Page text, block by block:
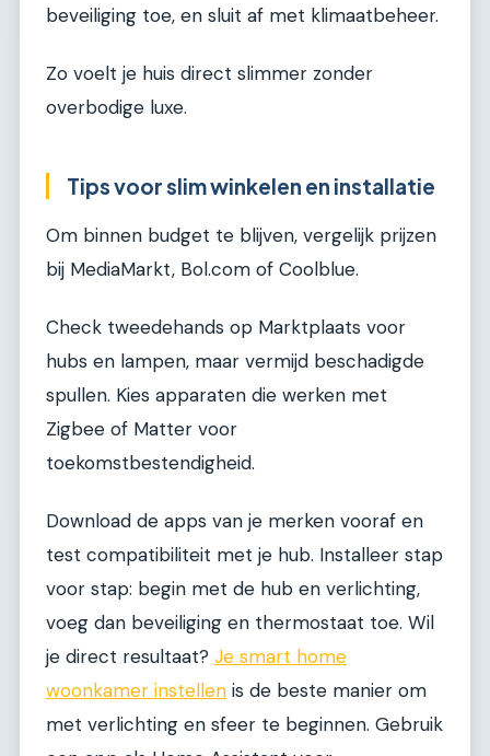
beveiliging toe, en sluit af met klimaatbeheer.
Zo voelt je huis direct slimmer zonder
overbodige luxe.
Tips voor slim winkelen en installatie
Om binnen budget te blijven, vergelijk prijzen
bij MediaMarkt, Bol.com of Coolblue.
Check tweedehands op Marktplaats voor
hubs en lampen, maar vermijd beschadigde
spullen. Kies apparaten die werken met
Zigbee of Matter voor
toekomstbestendigheid.
Download de apps van je merken vooraf en
test compatibiliteit met je hub. Installeer stap
voor stap: begin met de hub en verlichting,
voeg dan beveiliging en thermostaat toe. Wil
je direct resultaat? Je smart home
woonkamer instellen is de beste manier om
met verlichting en sfeer te beginnen. Gebruik